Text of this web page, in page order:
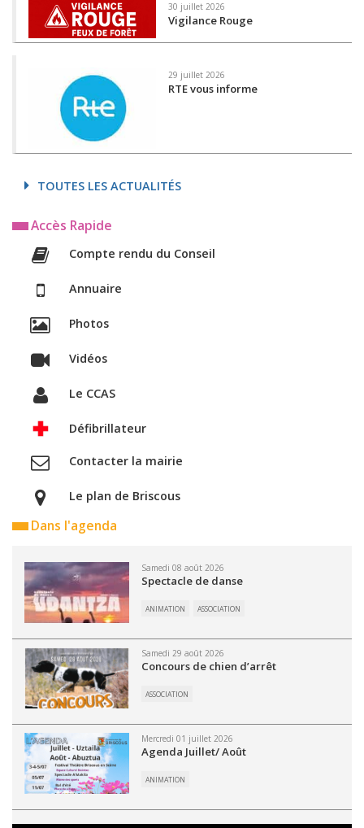
30 juillet 2026
Vigilance Rouge
29 juillet 2026
RTE vous informe
TOUTES LES ACTUALITÉS
Accès Rapide
Compte rendu du Conseil
Annuaire
Photos
Vidéos
Le CCAS
Défibrillateur
Contacter la mairie
Le plan de Briscous
Dans l'agenda
Samedi 08 août 2026
Spectacle de danse
ANIMATION ASSOCIATION
Samedi 29 août 2026
Concours de chien d’arrêt
ASSOCIATION
Mercredi 01 juillet 2026
Agenda Juillet/ Août
ANIMATION